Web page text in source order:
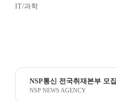
IT/과학
NSP통신 전국취재본부 모집
NSP NEWS AGENCY